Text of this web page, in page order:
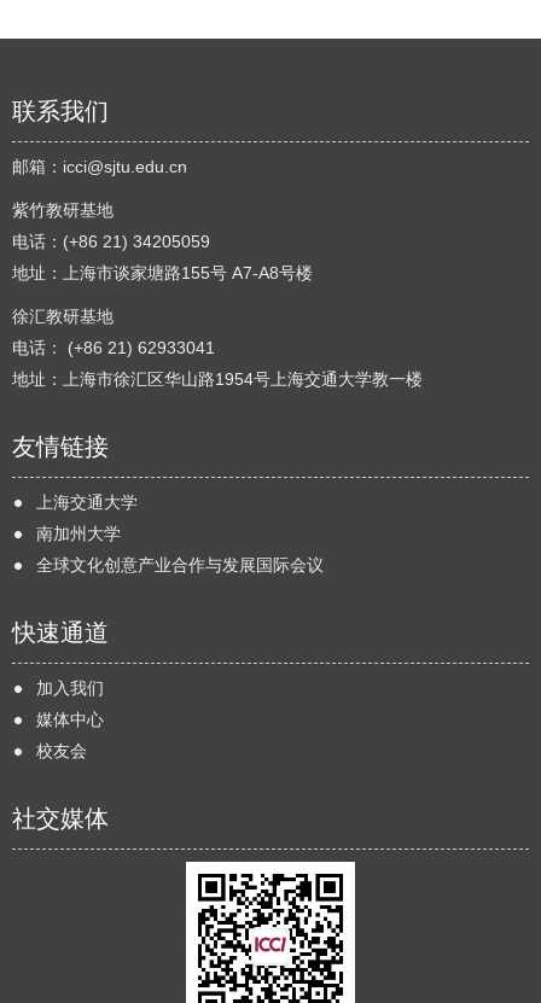
联系我们
邮箱： icci@sjtu.edu.cn
紫竹教研基地
电话：(+86 21) 34205059
地址：上海市谈家塘路155号 A7-A8号楼
徐汇教研基地
电话： (+86 21) 62933041
地址：上海市徐汇区华山路1954号上海交通大学教一楼
友情链接
上海交通大学
南加州大学
全球文化创意产业合作与发展国际会议
快速通道
加入我们
媒体中心
校友会
社交媒体